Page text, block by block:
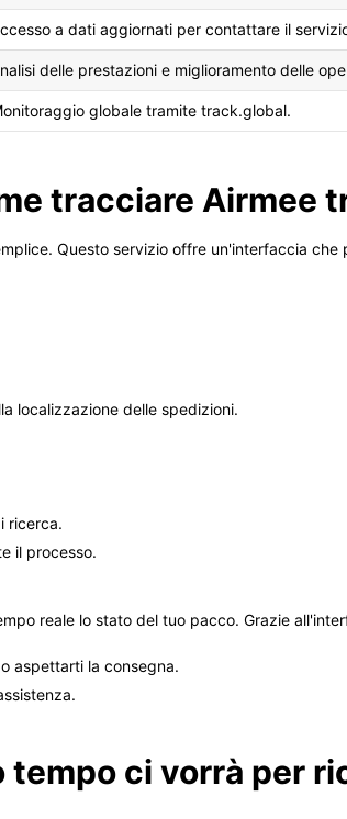
a dati aggiornati per contattare il
delle prestazioni e miglioramento delle
globale tramite track.global.
tracciare Airmee
Questo servizio offre un'interfaccia
localizzazione delle spedizioni.
ricerca.
il processo.
reale lo stato del tuo pacco. Grazie
aspettarti la consegna.
ci vorrà per